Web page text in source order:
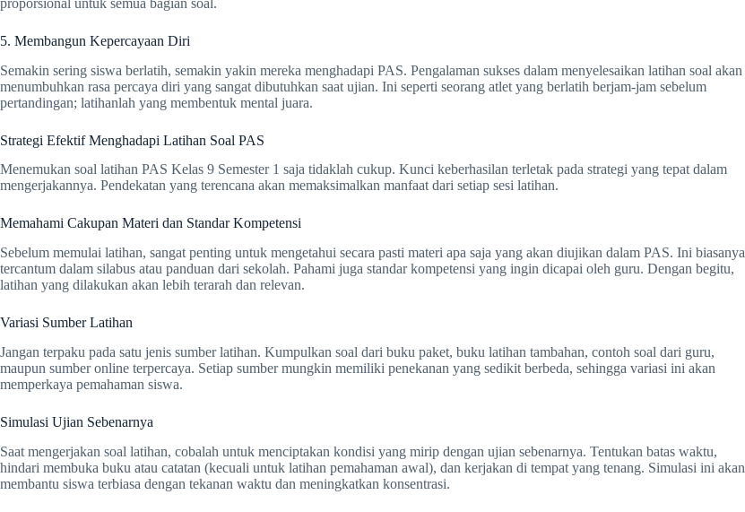
5. Membangun Kepercayaan Diri
Semakin sering siswa berlatih, semakin yakin mereka menghadapi PAS. Pengalaman sukses dalam menyelesaikan latihan soal akan
menumbuhkan rasa percaya diri yang sangat dibutuhkan saat ujian. Ini seperti seorang atlet yang berlatih berjam-jam sebelum
pertandingan; latihanlah yang membentuk mental juara.
Strategi Efektif Menghadapi Latihan Soal PAS
Menemukan soal latihan PAS Kelas 9 Semester 1 saja tidaklah cukup. Kunci keberhasilan terletak pada strategi yang tepat dalam
mengerjakannya. Pendekatan yang terencana akan memaksimalkan manfaat dari setiap sesi latihan.
Memahami Cakupan Materi dan Standar Kompetensi
Sebelum memulai latihan, sangat penting untuk mengetahui secara pasti materi apa saja yang akan diujikan dalam PAS. Ini biasanya
tercantum dalam silabus atau panduan dari sekolah. Pahami juga standar kompetensi yang ingin dicapai oleh guru. Dengan begitu,
latihan yang dilakukan akan lebih terarah dan relevan.
Variasi Sumber Latihan
Jangan terpaku pada satu jenis sumber latihan. Kumpulkan soal dari buku paket, buku latihan tambahan, contoh soal dari guru,
maupun sumber online terpercaya. Setiap sumber mungkin memiliki penekanan yang sedikit berbeda, sehingga variasi ini akan
memperkaya pemahaman siswa.
Simulasi Ujian Sebenarnya
Saat mengerjakan soal latihan, cobalah untuk menciptakan kondisi yang mirip dengan ujian sebenarnya. Tentukan batas waktu,
hindari membuka buku atau catatan (kecuali untuk latihan pemahaman awal), dan kerjakan di tempat yang tenang. Simulasi ini akan
membantu siswa terbiasa dengan tekanan waktu dan meningkatkan konsentrasi.